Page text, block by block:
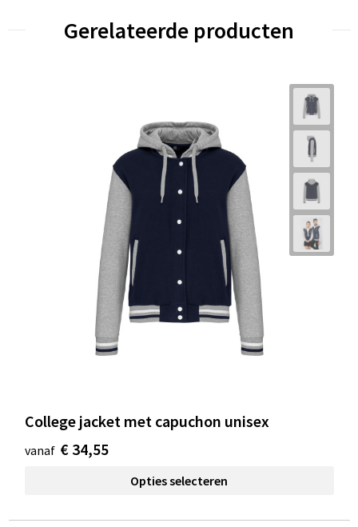
Gerelateerde producten
College jacket met capuchon unisex
vanaf € 34,55
Opties selecteren